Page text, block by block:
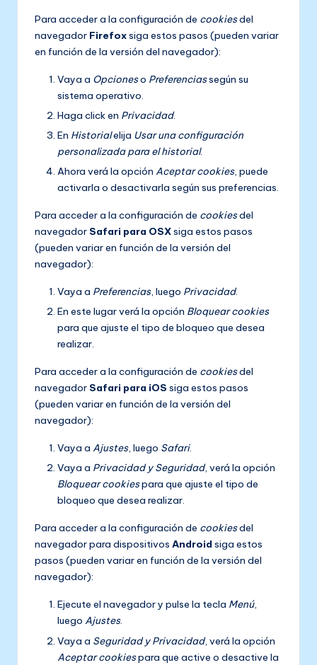
Para acceder a la configuración de cookiesdel
navegador Firefoxsiga estos pasos (pueden variar
en función de la versión del navegador):
Vaya a Opcioneso Preferenciassegún su
sistema operativo.
Haga click en Privacidad.
En Historialelija Usar una configuración
personalizada para el historial.
Ahora verá la opción Aceptar cookies, puede
activarla o desactivarla según sus preferencias.
Para acceder a la configuración de cookiesdel
navegador Safari para OSXsiga estos pasos
(pueden variar en función de la versión del
navegador):
Vaya a Preferencias, luego Privacidad.
En este lugar verá la opción Bloquear cookies
para que ajuste el tipo de bloqueo que desea
realizar.
Para acceder a la configuración de cookiesdel
navegador Safari para iOS siga estos pasos
(pueden variar en función de la versión del
navegador):
Vaya a Ajustes, luego Safari.
Vaya a Privacidad y Seguridad, verá la opción
Bloquear cookiespara que ajuste el tipo de
bloqueo que desea realizar.
Para acceder a la configuración de cookiesdel
navegador para dispositivos Android siga estos
pasos (pueden variar en función de la versión del
navegador):
Ejecute el navegador y pulse la tecla Menú,
luego Ajustes.
Vaya a Seguridad y Privacidad, verá la opción
Aceptar cookiespara que active o desactive la